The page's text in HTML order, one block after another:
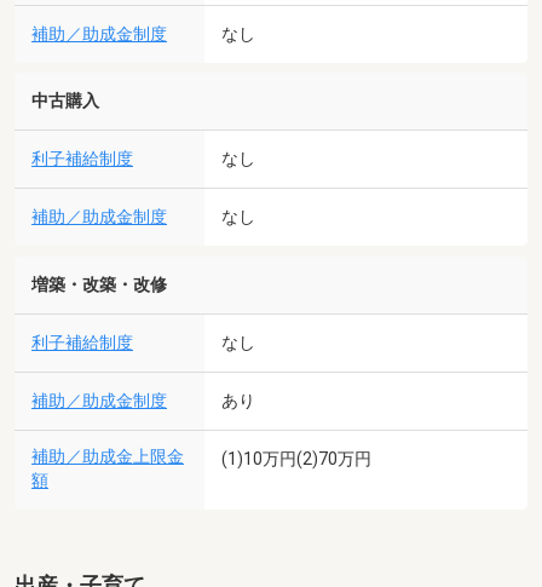
補助／助成金制度 なし
中古購入
利子補給制度 なし
補助／助成金制度 なし
増築・改築・改修
利子補給制度 なし
補助／助成金制度 あり
補助／助成金上限金
額
(1)10万円(2)70万円